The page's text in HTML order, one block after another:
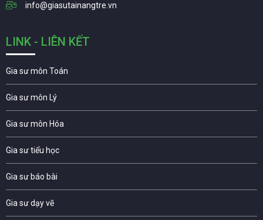
info@giasutainangtre.vn
LINK - LIÊN KẾT
Gia sư môn Toán
Gia sư môn Lý
Gia sư môn Hóa
Gia sư tiểu học
Gia sư báo bài
Gia sư dạy vẽ